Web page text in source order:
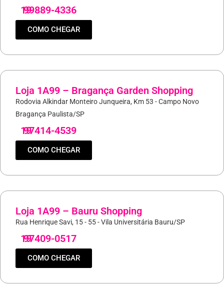
19
99889-4336
COMO CHEGAR
Loja 1A99 – Bragança Garden Shopping
Rodovia Alkindar Monteiro Junqueira, Km 53 - Campo Novo
Bragança Paulista/SP
19
97414-4539
COMO CHEGAR
Loja 1A99 – Bauru Shopping
Rua Henrique Savi, 15 - 55 - Vila Universitária Bauru/SP
19
97409-0517
COMO CHEGAR